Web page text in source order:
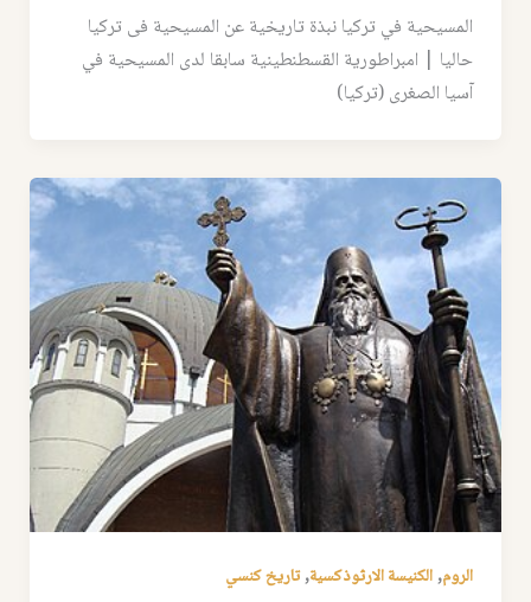
المسيحية في تركيا نبذة تاريخية عن المسيحية فى تركيا
حاليا | امبراطورية القسطنطينية سابقا لدى المسيحية في
آسيا الصغرى (تركيا)
الروم,الكنيسة الارثوذكسية,تاريخ كنسي